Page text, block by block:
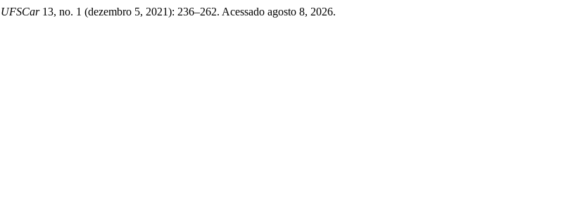
UFSCar13, no. 1 (dezembro 5, 2021): 236–262. Acessado agosto 8, 2026.